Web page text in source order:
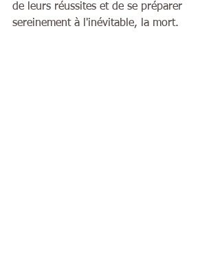
de leurs réussites et de se préparer
sereinement à l'inévitable, la mort.